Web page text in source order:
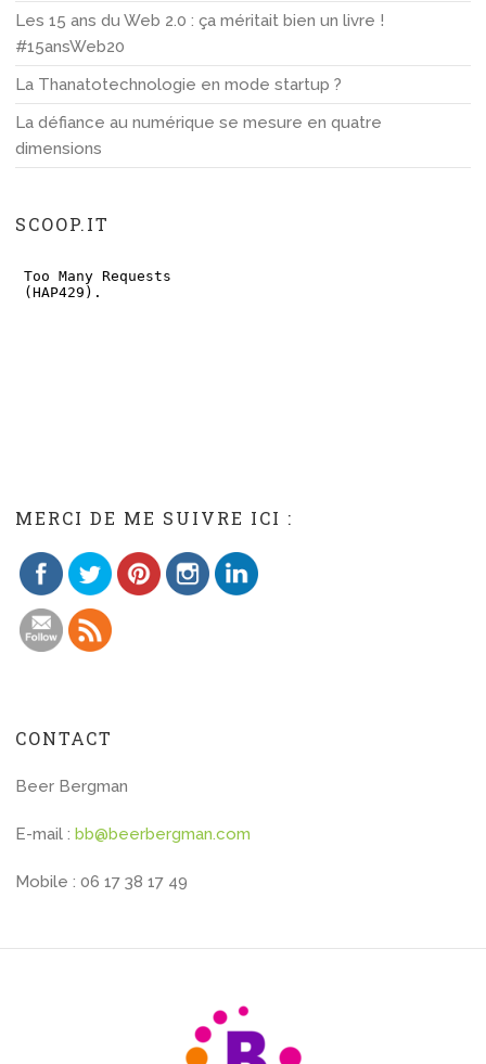
Les 15 ans du Web 2.0 : ça méritait bien un livre !
#15ansWeb20
La Thanatotechnologie en mode startup ?
La défiance au numérique se mesure en quatre
dimensions
SCOOP.IT
MERCI DE ME SUIVRE ICI :
CONTACT
Beer Bergman
E-mail : bb@beerbergman.com
Mobile : 06 17 38 17 49